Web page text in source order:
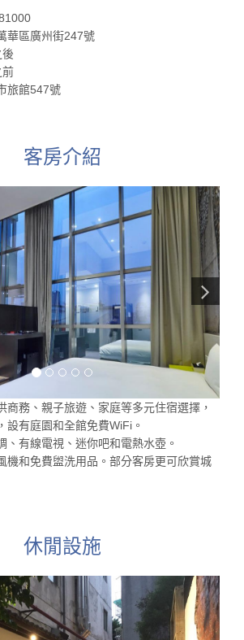
華區廣州街247號
前
旅館547號
客房介紹
商務、親子旅遊、家庭等多元住宿選擇，
設有庭園和全館免費WiFi。
、有線電視、迷你吧和電熱水壺。
機和免費盥洗用品。部分客房更可欣賞城
休閒設施